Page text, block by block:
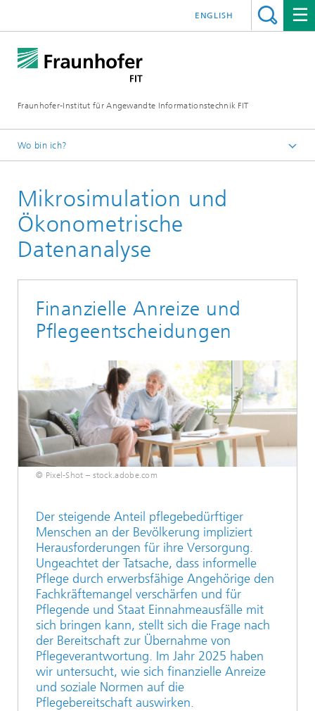
Fraunhofer-Institut für Angewandte Informationstechnik FIT
ENGLISH
Wo bin ich?
Publikationen
Jahresberichte
Mikrosimulation und
Ökonometrische
Datenanalyse
Finanzielle Anreize und
Pflegeentscheidungen
© Pixel-Shot – stock.adobe.com
Der steigende Anteil pflegebedürftiger
Menschen an der Bevölkerung impliziert
Herausforderungen für ihre Versorgung.
Ungeachtet der Tatsache, dass informelle
Pflege durch erwerbsfähige Angehörige den
Fachkräftemangel verschärfen und für
Pflegende und Staat Einnahmeausfälle mit
sich bringen kann, stellt sich die Frage nach
der Bereitschaft zur Übernahme von
Pflegeverantwortung. Im Jahr 2025 haben
wir untersucht, wie sich finanzielle Anreize
und soziale Normen auf die
Pflegebereitschaft auswirken.